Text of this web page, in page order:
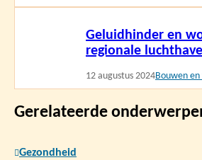
Geluidhinder en
regionale
12 augustus 2024Bouwen
Gerelateerde
Gezondheid